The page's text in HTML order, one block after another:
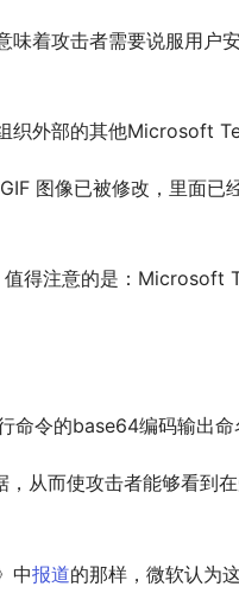
味着攻击者需要说服用户
外部的其他Microsoft
图像已被修改，里面
得注意的是：Microsoft
命令的base64编码输出命
从而使攻击者能够看到
中报道的那样，微软认为